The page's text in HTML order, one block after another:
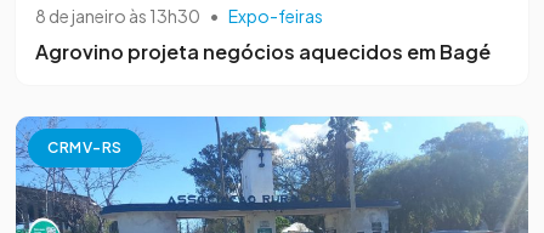
8 de janeiro às 13h30 • Expo-feiras
Agrovino projeta negócios aquecidos em Bagé
CRMV-RS